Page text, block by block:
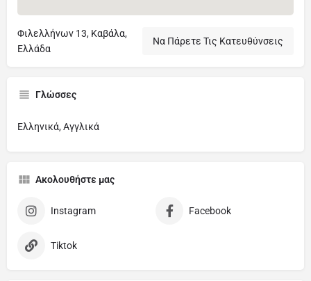
Φιλελλήνων 13, Καβάλα,
Ελλάδα
Να Πάρετε Τις Κατευθύνσεις
Γλώσσες
Ελληνικά, Αγγλικά
Ακολουθήστε μας
Instagram Facebook
Tiktok